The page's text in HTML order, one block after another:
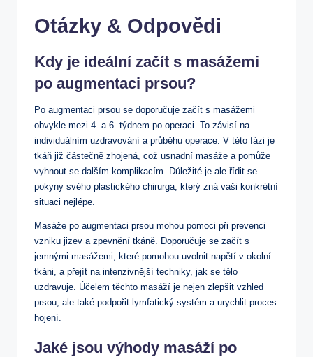
Otázky & Odpovědi
Kdy je ideální začít s masážemi
po augmentaci prsou?
Po augmentaci prsou se doporučuje začít s masážemi
obvykle mezi 4. a 6. týdnem po operaci. To závisí na
individuálním uzdravování a průběhu operace. V této fázi je
tkáň již částečně zhojená, což usnadní masáže a pomůže
vyhnout se dalším komplikacím. Důležité je ale řídit se
pokyny svého plastického chirurga, který zná vaši konkrétní
situaci nejlépe.
Masáže po augmentaci prsou mohou pomoci při prevenci
vzniku jizev a zpevnění tkáně. Doporučuje se začít s
jemnými masážemi, které pomohou uvolnit napětí v okolní
tkáni, a přejít na intenzivnější techniky, jak se tělo
uzdravuje. Účelem těchto masáží je nejen zlepšit vzhled
prsou, ale také podpořit lymfatický systém a urychlit proces
hojení.
Jaké jsou výhody masáží po